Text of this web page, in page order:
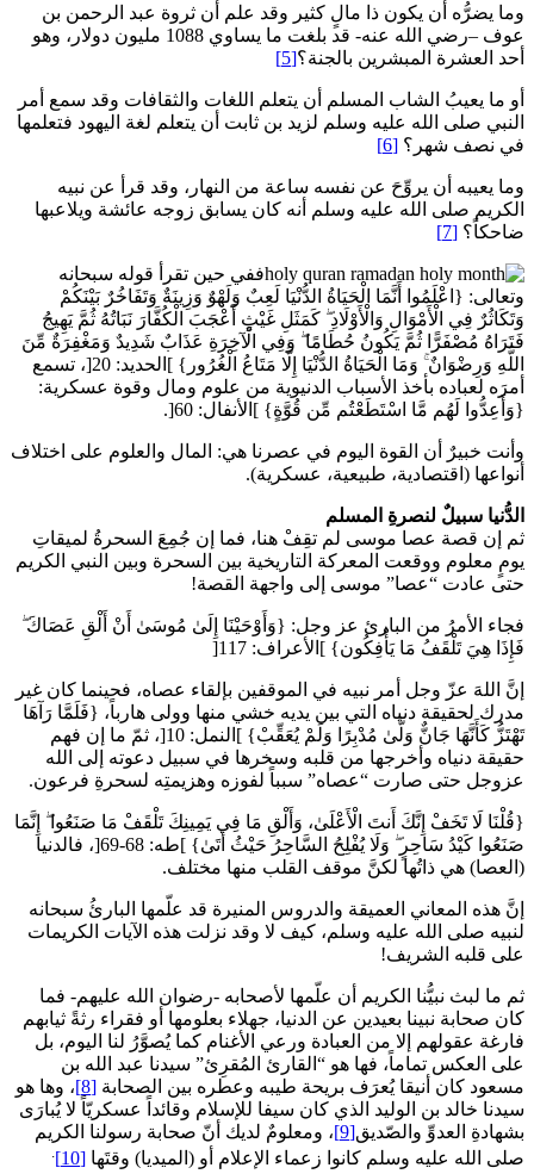
وما يضرُّه أن يكون ذا مالٍ كثير وقد علم أن ثروة عبد الرحمن بن
عوف –رضي الله عنه- قد بلغت ما يساوي 1088 مليون دولار، وهو
أحد العشرة المبشرين بالجنة؟[5]
أو ما يعيبُ الشاب المسلم أن يتعلم اللغات والثقافات وقد سمع أمر
النبي صلى الله عليه وسلم لزيد بن ثابت أن يتعلم لغة اليهود فتعلمها
في نصف شهر؟ [6]
وما يعيبه أن يروِّحَ عن نفسه ساعة من النهار، وقد قرأ عن نبيه
الكريم صلى الله عليه وسلم أنه كان يسابق زوجه عائشة ويلاعبها
ضاحكاً؟ [7]
ففي حين تقرأ قوله سبحانه
وتعالى: {اعْلَمُوا أَنَّمَا الْحَيَاةُ الدُّنْيَا لَعِبٌ وَلَهْوٌ وَزِينَةٌ وَتَفَاخُرٌ بَيْنَكُمْ
وَتَكَاثُرٌ فِي الْأَمْوَالِ وَالْأَوْلَادِ ۖ كَمَثَلِ غَيْثٍ أَعْجَبَ الْكُفَّارَ نَبَاتُهُ ثُمَّ يَهِيجُ
فَتَرَاهُ مُصْفَرًّا ثُمَّ يَكُونُ حُطَامًا ۖ وَفِي الْآخِرَةِ عَذَابٌ شَدِيدٌ وَمَغْفِرَةٌ مِّنَ
اللَّهِ وَرِضْوَانٌ ۚ وَمَا الْحَيَاةُ الدُّنْيَا إِلَّا مَتَاعُ الْغُرُور} ]الحديد: 20[، تسمع
أمرَه لعباده بأخذ الأسباب الدنيوية من علوم ومال وقوة عسكرية:
{وَأَعِدُّوا لَهُم مَّا اسْتَطَعْتُم مِّن قُوَّةٍ} ]الأنفال: 60[.
وأنت خبيرٌ أن القوة اليوم في عصرنا هي: المال والعلوم على اختلاف
أنواعها (اقتصادية، طبيعية، عسكرية).
الدُّنيا سبيلٌ لنصرةِ المسلم
ثم إن قصة عصا موسى لم تقِفْ هنا، فما إن جُمِعَ السحرةُ لميقاتِ
يومٍ معلوم ووقعت المعركة التاريخية بين السحرة وبين النبي الكريم
حتى عادت “عصا” موسى إلى واجهة القصة!
فجاء الأمرُ من البارئ عز وجل: {وَأَوْحَيْنَا إِلَىٰ مُوسَىٰ أَنْ أَلْقِ عَصَاكَ ۖ
فَإِذَا هِيَ تَلْقَفُ مَا يَأْفِكُون} ]الأعراف: 117[
إنَّ اللهَ عزّ وجل أمر نبيه في الموقفين بإلقاء عصاه، فحينما كان غير
مدرك لحقيقة دنياه التي بين يديه خشي منها وولى هارباً، {فَلَمَّا رَآهَا
تَهْتَزُّ كَأَنَّهَا جَانٌّ وَلَّىٰ مُدْبِرًا وَلَمْ يُعَقِّبْ} ]النمل: 10[، ثمّ ما إن فهم
حقيقة دنياه وأخرجها من قلبه وسخرها في سبيل دعوته إلى الله
عزوجل حتى صارت “عصاه” سبباً لفوزه وهزيمتِه لسحرةِ فرعون.
{قُلْنَا لَا تَخَفْ إِنَّكَ أَنتَ الْأَعْلَىٰ، وَأَلْقِ مَا فِي يَمِينِكَ تَلْقَفْ مَا صَنَعُوا ۖ إِنَّمَا
صَنَعُوا كَيْدُ سَاحِرٍ ۖ وَلَا يُفْلِحُ السَّاحِرُ حَيْثُ أَتَىٰ} ]طه: 68-69[، فالدنيا
(العصا) هي ذاتُها لكنَّ موقف القلب منها مختلف.
إنَّ هذه المعاني العميقة والدروس المنيرة قد علّمها البارئُ سبحانه
لنبيه صلى الله عليه وسلم، كيف لا وقد نزلت هذه الآيات الكريمات
على قلبه الشريف!
ثم ما لبث نبيُّنا الكريم أن علّمها لأصحابه -رضوان الله عليهم- فما
كان صحابة نبينا بعيدين عن الدنيا، جهلاء بعلومها أو فقراء رثةً ثيابهم
فارغة عقولهم إلا من العبادة ورعي الأغنام كما يُصوَّرُ لنا اليوم، بل
على العكس تماماً، فها هو “القارئ المُقرِئ” سيدنا عبد الله بن
مسعود كان أنيقا يُعرَف بريحة طيبه وعطره بين الصحابة [8]
، وها هو
سيدنا خالد بن الوليد الذي كان سيفا للإسلام وقائداً عسكريّاً لا يُبارَى
بشهادةِ العدوِّ والصّديق[9]
، ومعلومٌ لديك أنّ صحابة رسولنا الكريم
صلى الله عليه وسلم كانوا زعماء الإعلام أو (الميديا) وقتَها [10]